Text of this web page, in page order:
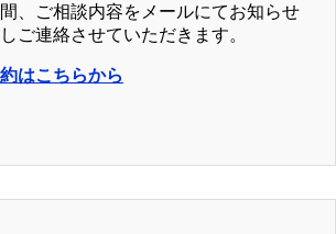
、ご相談内容をメールにてお知らせ
ご連絡させていただきます。
はこちらから